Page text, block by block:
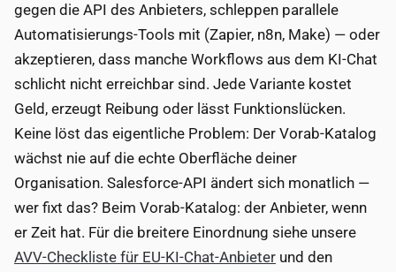
gegen die API des Anbieters, schleppen parallele
Automatisierungs-Tools mit (Zapier, n8n, Make) — oder
akzeptieren, dass manche Workflows aus dem KI-Chat
schlicht nicht erreichbar sind. Jede Variante kostet
Geld, erzeugt Reibung oder lässt Funktionslücken.
Keine löst das eigentliche Problem: Der Vorab-Katalog
wächst nie auf die echte Oberfläche deiner
Organisation. Salesforce-API ändert sich monatlich —
wer fixt das? Beim Vorab-Katalog: der Anbieter, wenn
er Zeit hat. Für die breitere Einordnung siehe unsere
AVV-Checkliste für EU-KI-Chat-Anbieter und den